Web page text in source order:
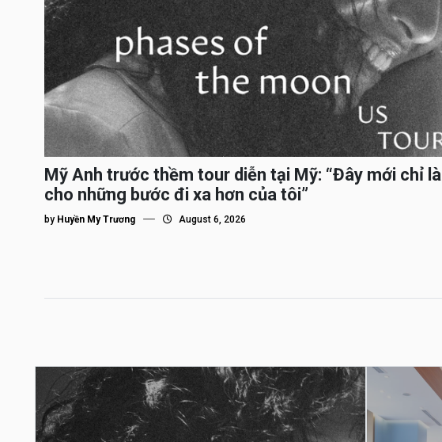
Mỹ Anh trước thềm tour diễn tại Mỹ: “Đây mới chỉ
cho những bước đi xa hơn của tôi”
by Huyền My Trương August 6, 2026